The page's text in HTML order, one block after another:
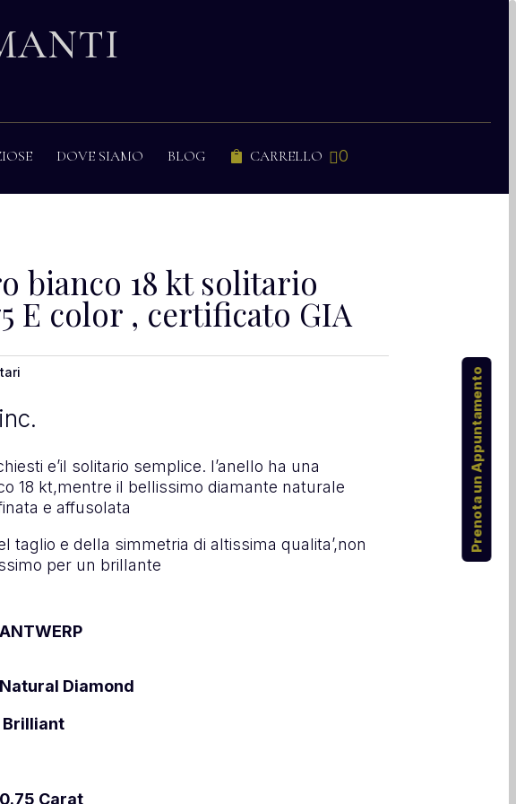
DOVE SIAMO BLOG  CARRELLO 0
bianco 18 kt solitario
E color , certificato GIA
e’il solitario semplice. l’anello ha una
18 kt,mentre il bellissimo diamante naturale
e affusolata
taglio e della simmetria di altissima qualita’,non
per un brillante
ANTWERP
Natural Diamond
Brilliant
0.75 Carat
Prenota un Appuntamento